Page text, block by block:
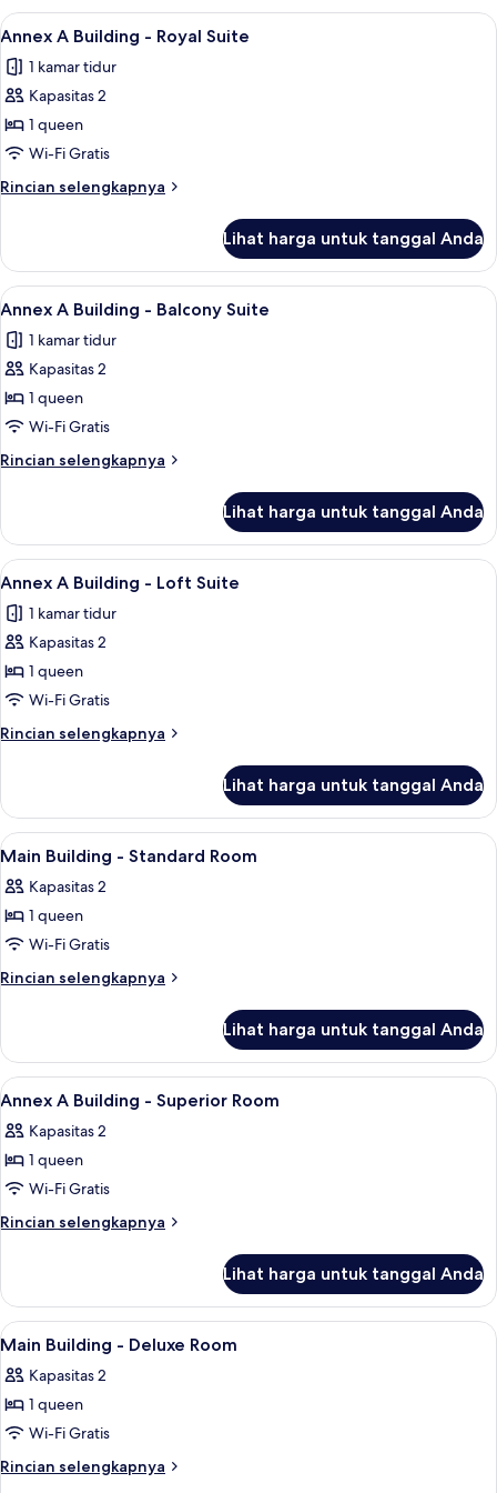
B
Building
Twin
Room
Lihat
semua
foto
untuk
Annex
A
Building
-
Suite
Annex A Building - Royal Suite |
7
Annex A Building - Royal Suite
1 kamar tidur
Kapasitas 2
1 queen
Wi-Fi Gratis
Rincian selengkapnya
Rincian
Annex
A
Building
Royal
Suite
Lihat harga untuk tanggal Anda
Lihat
semua
foto
untuk
Annex
A
Building
-
Suite
Annex A Building - Balcony Suite |
10
Annex A Building - Balcony Suite
1 kamar tidur
Kapasitas 2
1 queen
Wi-Fi Gratis
Rincian selengkapnya
Rincian
Annex
A
Building
Balcony
Suite
Lihat harga untuk tanggal Anda
Lihat
semua
foto
untuk
Annex
A
Building
-
Suite
Annex A Building - Loft Suite |
9
Annex A Building - Loft Suite
1 kamar tidur
Kapasitas 2
1 queen
Wi-Fi Gratis
Rincian selengkapnya
Rincian
Annex
A
Building
Loft
Suite
Lihat harga untuk tanggal Anda
Lihat
semua
foto
untuk
Main
Building
Room
Seprai premium, meja kerja, Wi-Fi
3
Main Building - Standard Room
Kapasitas 2
1 queen
Wi-Fi Gratis
Rincian selengkapnya
Rincian
Main
Building
-
Room
Lihat harga untuk tanggal Anda
Lihat
semua
foto
untuk
Annex
A
Superior
Room
Seprai premium, meja kerja, Wi-Fi
6
Annex A Building - Superior Room
Kapasitas 2
1 queen
Wi-Fi Gratis
Rincian selengkapnya
Rincian
Annex
A
Building
Superior
Room
Lihat harga untuk tanggal Anda
Lihat
semua
foto
untuk
Main
Building
1
Main Building - Deluxe Room
Kapasitas 2
1 queen
Wi-Fi Gratis
Rincian selengkapnya
Rincian